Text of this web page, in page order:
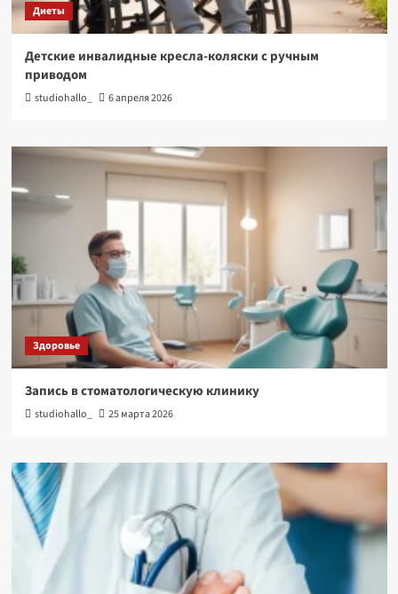
Диеты
Детские инвалидные кресла-коляски с ручным
приводом
studiohallo_ 6 апреля 2026
Здоровье
Запись в стоматологическую клинику
studiohallo_ 25 марта 2026